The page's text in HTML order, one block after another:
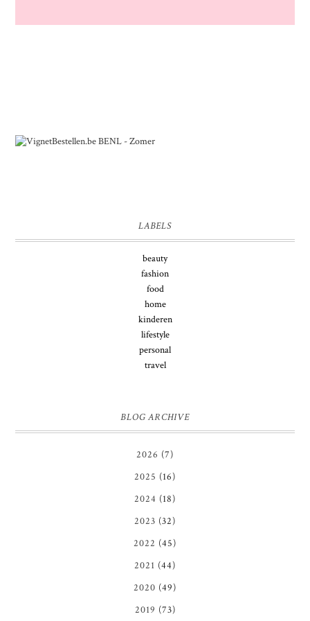
LABELS
beauty
fashion
food
home
kinderen
lifestyle
personal
travel
BLOG ARCHIVE
2026 (7)
2025 (16)
2024 (18)
2023 (32)
2022 (45)
2021 (44)
2020 (49)
2019 (73)